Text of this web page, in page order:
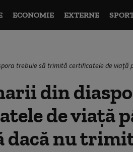
ECONOMIE EXTERNE
trebuie să trimită certificatele de viață
din
de viață
dacă nu